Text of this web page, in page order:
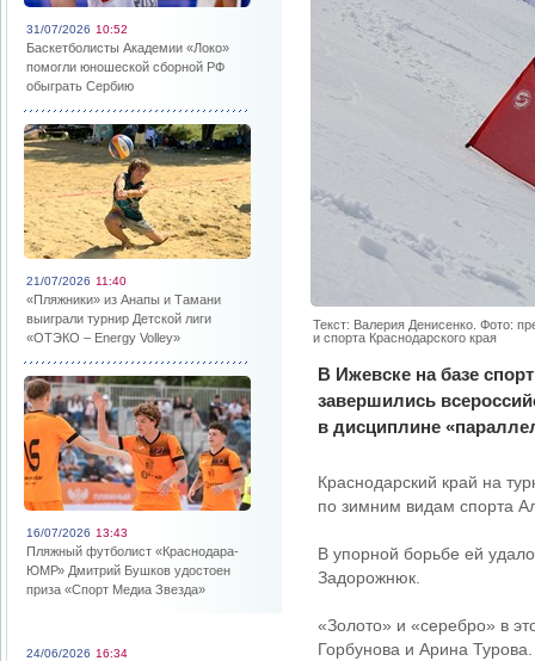
31/07/2026 10:52
Баскетболисты Академии «Локо»
помогли юношеской сборной РФ
обыграть Сербию
21/07/2026 11:40
«Пляжники» из Анапы и Тамани
выиграли турнир Детской лиги
«ОТЭКО – Energy Volley»
16/07/2026 13:43
Пляжный футболист «Краснодара-
ЮМР» Дмитрий Бушков удостоен
приза «Спорт Медиа Звезда»
24/06/2026 16:34
Текст: Валерия Денисенко. Фото:
и спорта Краснодарского края
В Ижевске на базе
завершились
в дисциплине
Краснодарский край на
по зимним видам спорта
В упорной борьбе ей
Задорожнюк.
«Золото» и «серебро» в
Горбунова и Арина